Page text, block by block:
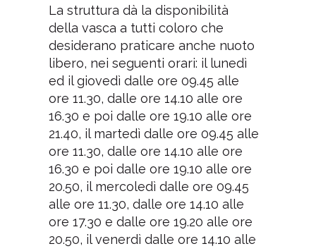
La struttura dà la disponibilità
della vasca a tutti coloro che
desiderano praticare anche nuoto
libero, nei seguenti orari: il lunedì
ed il giovedì dalle ore 09.45 alle
ore 11.30, dalle ore 14.10 alle ore
16.30 e poi dalle ore 19.10 alle ore
21.40, il martedì dalle ore 09.45 alle
ore 11.30, dalle ore 14.10 alle ore
16.30 e poi dalle ore 19.10 alle ore
20.50, il mercoledì dalle ore 09.45
alle ore 11.30, dalle ore 14.10 alle
ore 17.30 e dalle ore 19.20 alle ore
20.50, il venerdì dalle ore 14.10 alle